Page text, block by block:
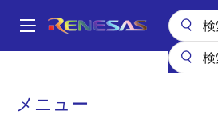
ン
Main
メニュー
パ
パワー & パワーマネジメント
ISL78113A